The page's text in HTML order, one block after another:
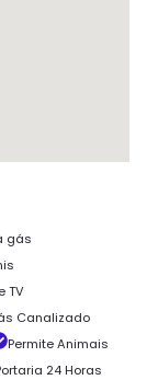
gás
TV
Canalizado
Permite Animais
24 Horas